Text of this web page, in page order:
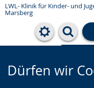
LWL- Klinik für Kinder- und
Marsberg
Dürfen wir